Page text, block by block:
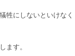
牲にしないといけなく
ます。